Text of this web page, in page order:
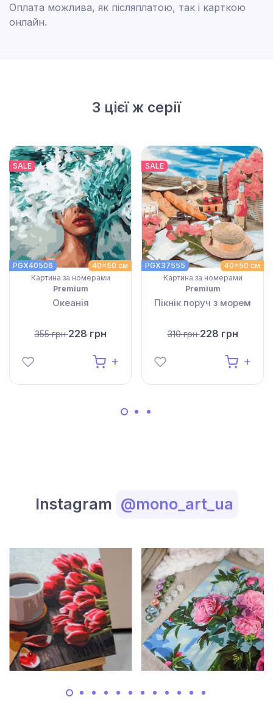
Оплата можлива, як післяплатою, так і карткою
онлайн.
З цієї ж серії
SALE
40x50 см
PGX40506
Картина за номерами
Premium
Океанія
355 грн228 грн
SALE
40x50 см
PGX37555
Картина за номерами
Premium
Пікнік поруч з морем
310 грн228 грн
Instagram @mono_art_ua